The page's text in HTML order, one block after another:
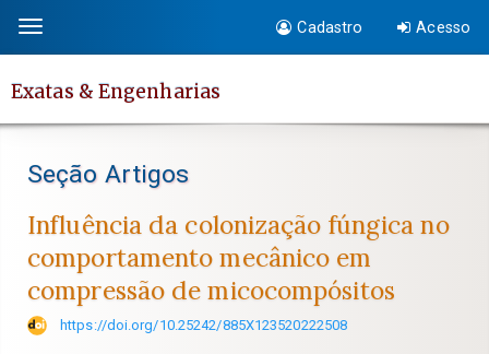
conteúdo
página
Navegação
Principal
Conteúdo
principal
Barra
Toggle
navigation
Cadastro Acesso
Exatas & Engenharias
Seção Artigos
Influência da colonização fúngica no
comportamento mecânico em
compressão de micocompósitos
https://doi.org/10.25242/885X123520222508